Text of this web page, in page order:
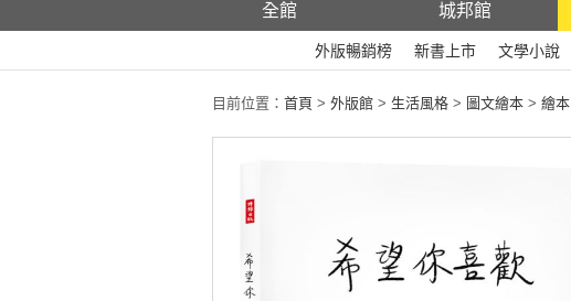
全館 城邦館
外版暢銷榜 新書上市 文學小說
目前位置： 首頁 > 外版館 > 生活風格 > 圖文繪本 > 繪本